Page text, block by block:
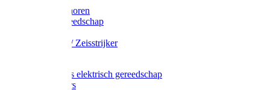
Zeis toebehoren
Baggergereedschap
Wetstenen / Zeisstrijker
Accessoires elektrisch gereedschap
Grasmaaiers